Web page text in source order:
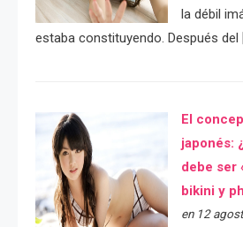
la débil
estaba constituyendo. Después del
El
japonés:
debe ser
bikini y
en 12